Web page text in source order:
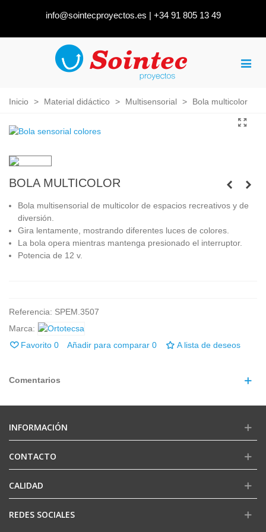
info@sointecproyectos.es | +34 91 805 13 49
Inicio > Material didáctico > Multisensorial > Bola multicolor
BOLA MULTICOLOR
Bola multisensorial de multicolor de espacios recreativos y de
diversión.
Gira lentamente, mostrando diferentes luces de colores.
La bola opera mientras mantenga presionado el interruptor.
Potencia de 12 v.
Referencia: SPEM.3507
Marca:
Favorito 0 Añadir para comparar 0 A lista de deseos
Comentarios
INFORMACIÓN
CONTACTO
CALIDAD
REDES SOCIALES